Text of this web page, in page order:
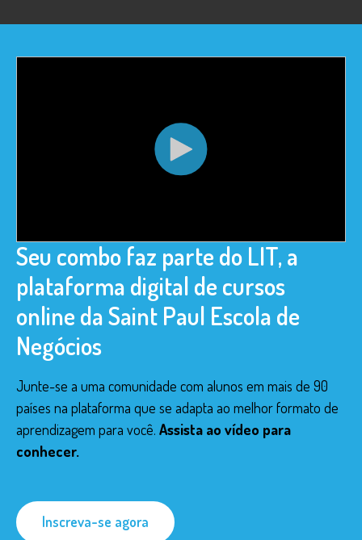
Seu combo faz parte do LIT, a
plataforma digital de cursos
online da Saint Paul Escola de
Negócios
Junte-se a uma comunidade com alunos em mais de 90
países na plataforma que se adapta ao melhor formato de
aprendizagem para você. Assista ao vídeo para
conhecer.
Inscreva-se agora